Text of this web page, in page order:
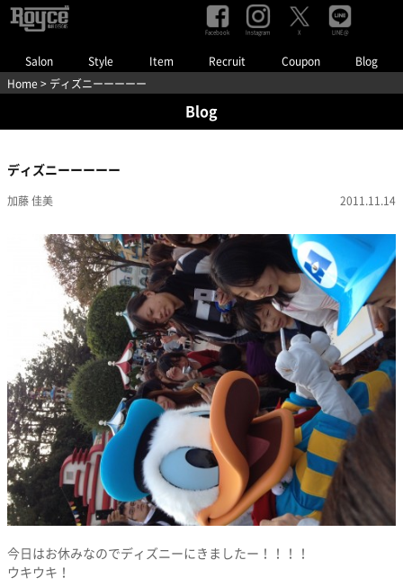
Salon Style Item Recruit Coupon Blog
Facebook Instagram X LINE@
Home > ディズニーーーーー
Blog
ディズニーーーーー
加藤 佳美 2011.11.14
今日はお休みなのでディズニーにきましたー！！！！
ウキウキ！